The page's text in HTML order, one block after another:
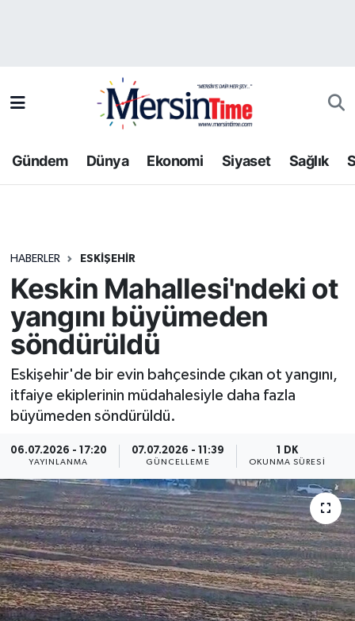
Gündem Dünya Ekonomi Siyaset Sağlık
HABERLER ESKIŞEHIR
Keskin Mahallesi'ndeki ot
yangını büyümeden
söndürüldü
Eskişehir'de bir evin bahçesinde çıkan ot yangını,
itfaiye ekiplerinin müdahalesiyle daha fazla
büyümeden söndürüldü.
06.07.2026 - 17:20
YAYINLANMA
07.07.2026 - 11:39
GÜNCELLEME
1 DK
OKUNMA SÜRESI
Bilim-Teknoloji
Dünya
Ekonomi
Gündem
Kültür-Sanat
Resmi İlan
Sağlık
Siyaset
Spor
Yaşam
Trafik Durumu
Tüm Manşetler
Haber Arşivi